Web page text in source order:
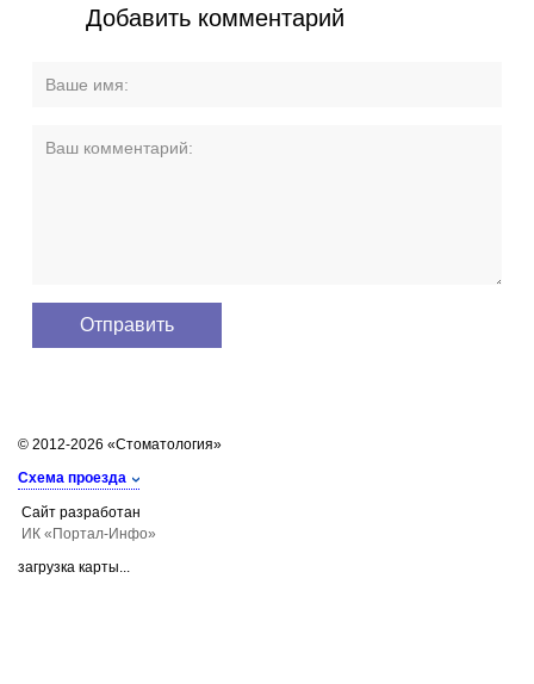
Добавить комментарий
© 2012-2026 «Стоматология»
Схема проезда
Сайт разработан
ИК «Портал-Инфо»
загрузка карты...